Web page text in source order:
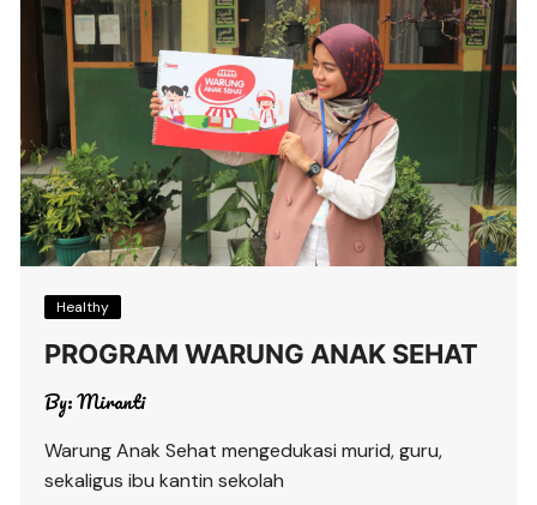
Healthy
PROGRAM WARUNG ANAK SEHAT
By:Miranti
Warung Anak Sehat mengedukasi murid, guru,
sekaligus ibu kantin sekolah